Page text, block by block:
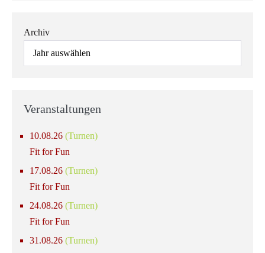
Archiv
Veranstaltungen
10.08.26 (Turnen)
Fit for Fun
17.08.26 (Turnen)
Fit for Fun
24.08.26 (Turnen)
Fit for Fun
31.08.26 (Turnen)